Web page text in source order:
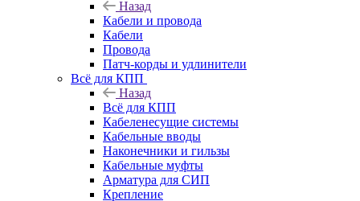
Назад
Кабели и провода
Кабели
Провода
Патч-корды и удлинители
Всё для КПП
Назад
Всё для КПП
Кабеленесущие системы
Кабельные вводы
Наконечники и гильзы
Кабельные муфты
Арматура для СИП
Крепление